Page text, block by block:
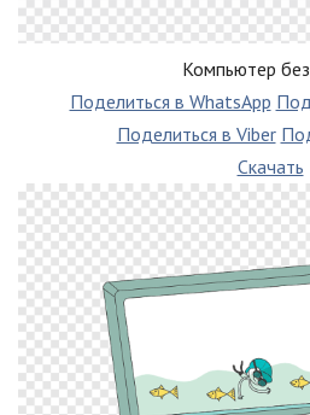
Компьютер
Поделиться в WhatsApp
Поделиться в Viber
Скачать